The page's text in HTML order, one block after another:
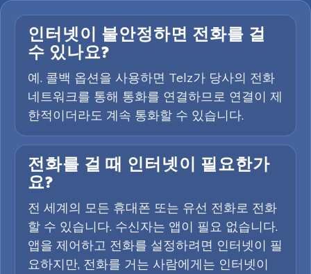
인터넷이 불안정하면 전화를 걸
수 있나요?
예. 콜백 옵션을 사용하면 Telz가 당사의 전화
네트워크를 통해 통화를 연결하므로 연결이 제
한적이더라도 계속 통화할 수 있습니다.
전화를 걸 때 인터넷이 필요한가
요?
전 세계의 모든 휴대폰 또는 유선 전화로 전화
할 수 있습니다. 수신자는 앱이 필요 없습니다.
앱을 제어하고 전화를 설정하려면 인터넷이 필
요하지만, 전화를 거는 사람에게는 인터넷이